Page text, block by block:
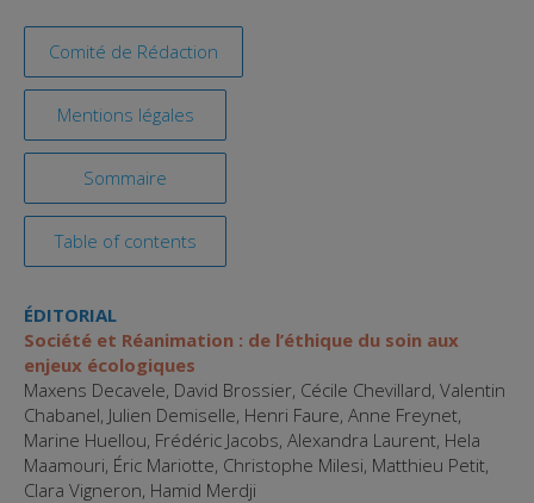
Comité de Rédaction
Mentions légales
Sommaire
Table of contents
ÉDITORIAL
Société et Réanimation : de l’éthique du soin aux
enjeux écologiques
Maxens Decavele, David Brossier, Cécile Chevillard, Valentin
Chabanel, Julien Demiselle, Henri Faure, Anne Freynet,
Marine Huellou, Frédéric Jacobs, Alexandra Laurent, Hela
Maamouri, Éric Mariotte, Christophe Milesi, Matthieu Petit,
Clara Vigneron, Hamid Merdji